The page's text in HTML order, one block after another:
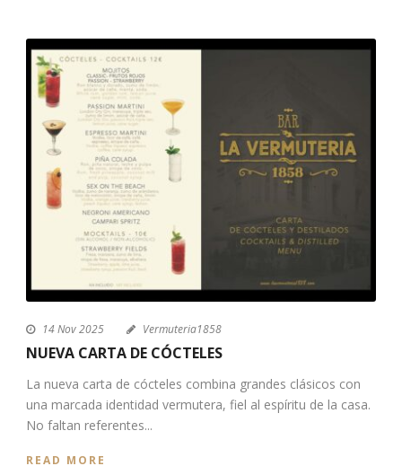
14 Nov 2025 Vermuteria1858
NUEVA CARTA DE CÓCTELES
La nueva carta de cócteles combina grandes clásicos con
una marcada identidad vermutera, fiel al espíritu de la casa.
No faltan referentes...
READ MORE